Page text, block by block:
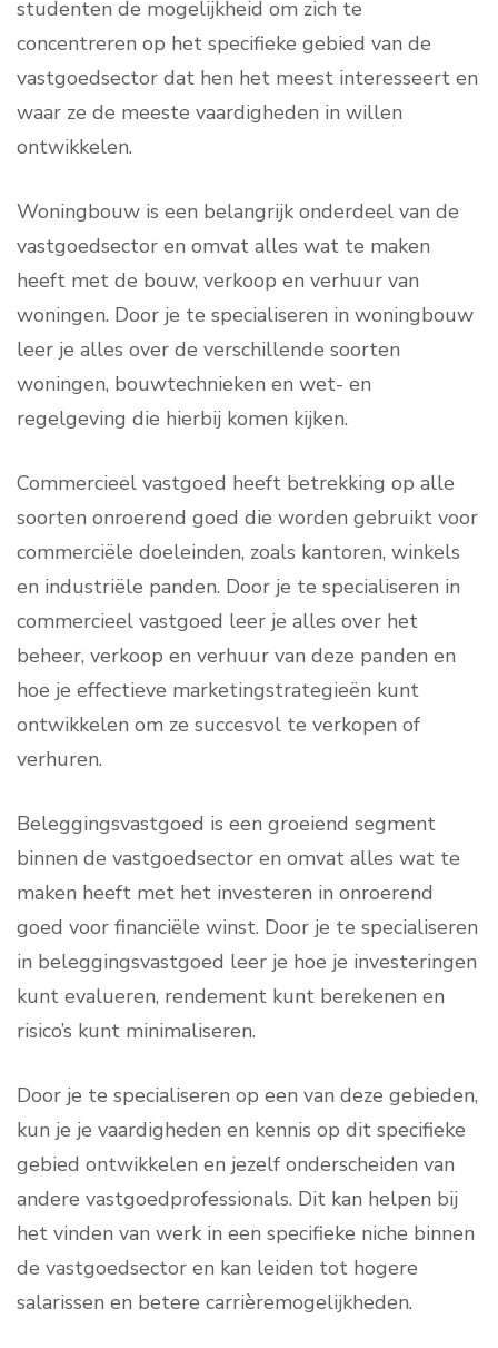
studenten de mogelijkheid om zich te
concentreren op het specifieke gebied van de
vastgoedsector dat hen het meest interesseert en
waar ze de meeste vaardigheden in willen
ontwikkelen.
Woningbouw is een belangrijk onderdeel van de
vastgoedsector en omvat alles wat te maken
heeft met de bouw, verkoop en verhuur van
woningen. Door je te specialiseren in woningbouw
leer je alles over de verschillende soorten
woningen, bouwtechnieken en wet- en
regelgeving die hierbij komen kijken.
Commercieel vastgoed heeft betrekking op alle
soorten onroerend goed die worden gebruikt voor
commerciële doeleinden, zoals kantoren, winkels
en industriële panden. Door je te specialiseren in
commercieel vastgoed leer je alles over het
beheer, verkoop en verhuur van deze panden en
hoe je effectieve marketingstrategieën kunt
ontwikkelen om ze succesvol te verkopen of
verhuren.
Beleggingsvastgoed is een groeiend segment
binnen de vastgoedsector en omvat alles wat te
maken heeft met het investeren in onroerend
goed voor financiële winst. Door je te specialiseren
in beleggingsvastgoed leer je hoe je investeringen
kunt evalueren, rendement kunt berekenen en
risico’s kunt minimaliseren.
Door je te specialiseren op een van deze gebieden,
kun je je vaardigheden en kennis op dit specifieke
gebied ontwikkelen en jezelf onderscheiden van
andere vastgoedprofessionals. Dit kan helpen bij
het vinden van werk in een specifieke niche binnen
de vastgoedsector en kan leiden tot hogere
salarissen en betere carrièremogelijkheden.